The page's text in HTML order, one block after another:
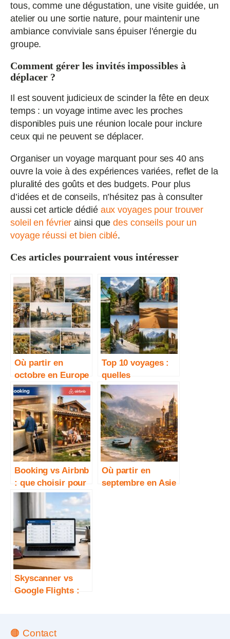
tous, comme une dégustation, une visite guidée, un
atelier ou une sortie nature, pour maintenir une
ambiance conviviale sans épuiser l’énergie du
groupe.
Comment gérer les invités impossibles à
déplacer ?
Il est souvent judicieux de scinder la fête en deux
temps : un voyage intime avec les proches
disponibles puis une réunion locale pour inclure
ceux qui ne peuvent se déplacer.
Organiser un voyage marquant pour ses 40 ans
ouvre la voie à des expériences variées, reflet de la
pluralité des goûts et des budgets. Pour plus
d’idées et de conseils, n’hésitez pas à consulter
aussi cet article dédié aux voyages pour trouver
soleil en février ainsi quedes conseils pour un
voyage réussi et bien ciblé.
Ces articles pourraient vous intéresser
Où partir en
octobre en Europe
? 10 destinations
idéales
Top 10 voyages :
quelles
destinations
choisir selon votre
style
Booking vs Airbnb
: que choisir pour
voyager ?
Où partir en
septembre en Asie
Skyscanner vs
Google Flights :
🟠 Contact